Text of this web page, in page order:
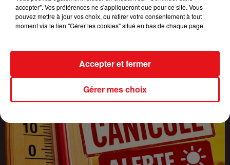
accepter". Vos préférences ne s'appliqueront que pour ce site. Vous
pouvez mettre à jour vos choix, ou retirer votre consentement à tout
moment via le lien "Gérer les cookies" situé en bas de chaque page.
Gérer mes choix
Accepter et fermer